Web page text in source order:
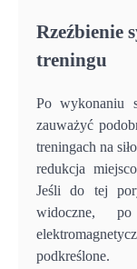
Rzeźbienie
treningu
Po wykonaniu
zauważyć
treningach na
redukcja
Jeśli do tej
widoczne,
podkreślone.